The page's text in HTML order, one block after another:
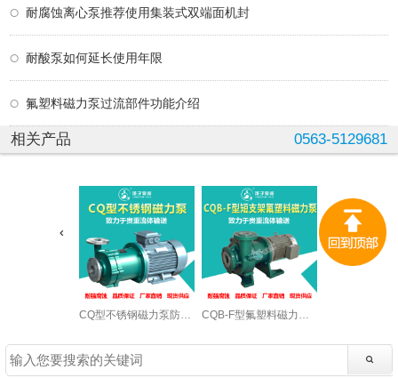
耐腐蚀离心泵推荐使用集装式双端面机封
耐酸泵如何延长使用年限
氟塑料磁力泵过流部件功能介绍
相关产品 0563-5129681
CQ型不锈钢磁力泵防爆酒精泵